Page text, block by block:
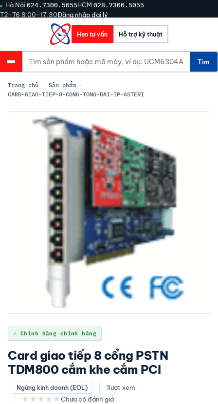
Hà Nội024.7300.5055HCM 028.7300.5055
T2–T6 8:00–17:30Đăng nhập đại lý
Hẹn tư vấn Hỗ trợ kỹ thuật
Tìm
Trang chủ › Sản phẩm
›
CARD-GIAO-TIEP-8-CONG-TONG-DAI-IP-ASTERI
✓ Chính hãng chính hãng
Card giao tiếp 8 cổng PSTN
TDM800 cắm khe cắm PCI
Ngừng kinh doanh (EOL) 1lượt xem
★★★★★ Chưa có đánh giá